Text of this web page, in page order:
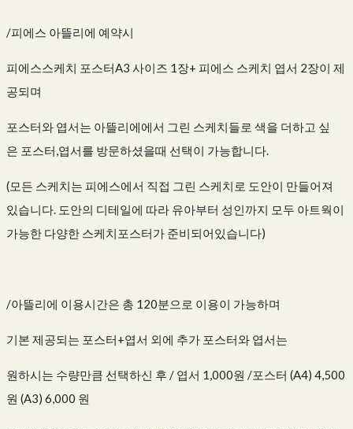
/피에스 아뜰리에 예약시
피에스스케치 포스터A3 사이즈 1장+ 피에스 스케치 엽서 2장이 제
공되며
포스터와 엽서는 아뜰리에에서 그린 스케치들로 색을 더하고 싶
은 포스터,엽서를 방문하셨을때 선택이 가능합니다.
(모든 스케치는 피에스에서 직접 그린 스케치로 도안이 만들어져
있습니다. 도안의 디테일에 따라 유아부터 성인까지 모두 아트웍이
가능한 다양한 스케치포스터가 준비되어있습니다)
/아뜰리에 이용시간은 총 120분으로 이용이 가능하며
기본 제공되는 포스터+엽서 외에 추가 포스터와 엽서는
원하시는 수량만큼 선택하신 후 / 엽서 1,000원 /포스터 (A4) 4,500
원 (A3) 6,000 원